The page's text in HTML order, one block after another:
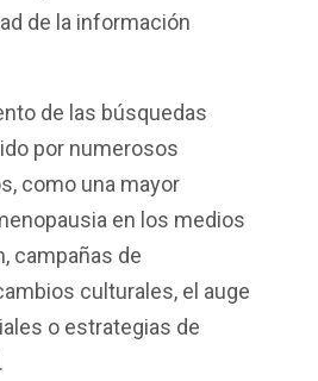
de la información
de las búsquedas
por numerosos
como una mayor
en los medios
campañas de
culturales, el auge
o estrategias de